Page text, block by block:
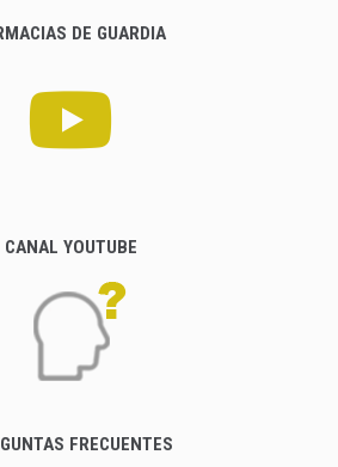
DE GUARDIA
CANAL YOUTUBE
FRECUENTES